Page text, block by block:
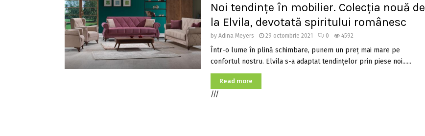
Noi tendințe în mobilier. Colecția nouă de
la Elvila, devotată spiritului românesc
by Adina Meyers 29 octombrie 2021 0 4592
Într-o lume în plină schimbare, punem un preț mai mare pe
confortul nostru. Elvila s-a adaptat tendințelor prin piese noi......
Read more
///